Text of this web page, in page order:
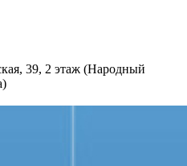
39, 2 этаж (Народный